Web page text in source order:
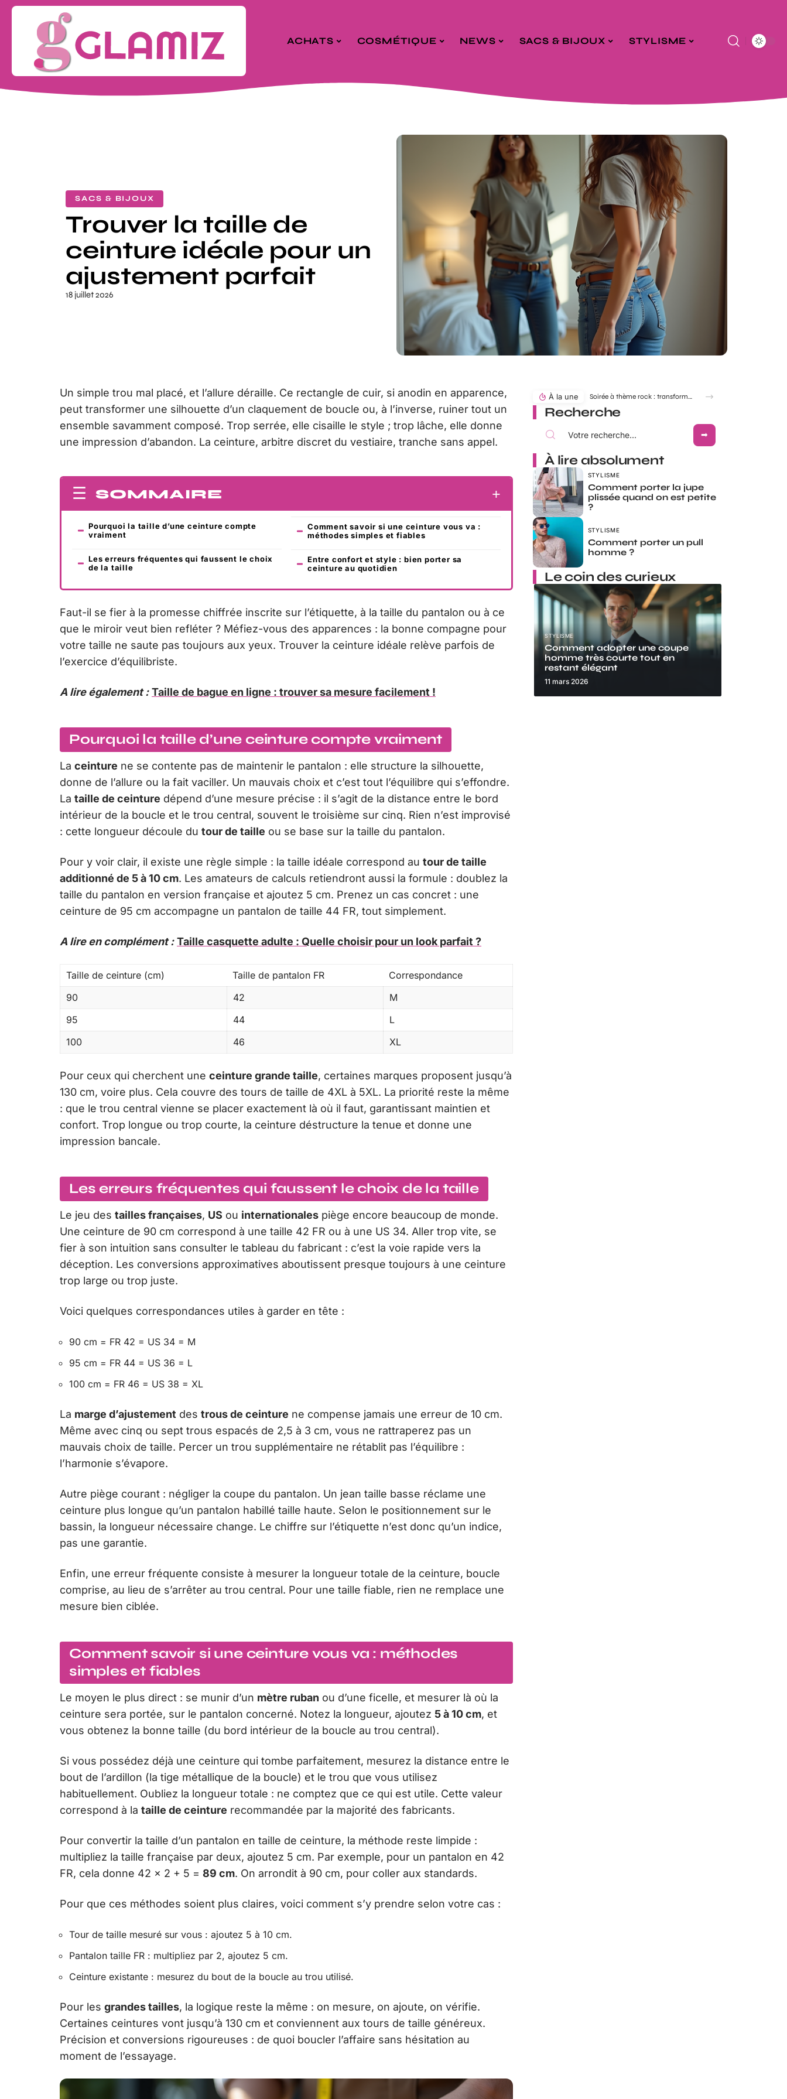
ACHATS COSMÉTIQUE NEWS SACS & BIJOUX STYLISME
SACS & BIJOUX
Trouver la taille de
ceinture idéale pour un
ajustement parfait
18 juillet 2026
Un simple trou mal placé, et l’allure déraille. Ce rectangle de cuir, si anodin en apparence,
peut transformer une silhouette d’un claquement de boucle ou, à l’inverse, ruiner tout un
ensemble savamment composé. Trop serrée, elle cisaille le style ; trop lâche, elle donne
une impression d’abandon. La ceinture, arbitre discret du vestiaire, tranche sans appel.
SOMMAIRE
Pourquoi la taille d’une ceinture compte
vraiment
Les erreurs fréquentes qui faussent le choix
de la taille
Comment savoir si une ceinture vous va :
méthodes simples et fiables
Entre confort et style : bien porter sa
ceinture au quotidien
Faut-il se fier à la promesse chiffrée inscrite sur l’étiquette, à la taille du pantalon ou à ce
que le miroir veut bien refléter ? Méfiez-vous des apparences : la bonne compagne pour
votre taille ne saute pas toujours aux yeux. Trouver la ceinture idéale relève parfois de
l’exercice d’équilibriste.
A lire également : Taille de bague en ligne : trouver sa mesure facilement !
Pourquoi la taille d’une ceinture compte vraiment
La ceinture ne se contente pas de maintenir le pantalon : elle structure la silhouette,
donne de l’allure ou la fait vaciller. Un mauvais choix et c’est tout l’équilibre qui s’effondre.
La taille de ceinture dépend d’une mesure précise : il s’agit de la distance entre le bord
intérieur de la boucle et le trou central, souvent le troisième sur cinq. Rien n’est improvisé
: cette longueur découle du tour de taille ou se base sur la taille du pantalon.
Pour y voir clair, il existe une règle simple : la taille idéale correspond au tour de taille
additionné de 5 à 10 cm. Les amateurs de calculs retiendront aussi la formule : doublez la
taille du pantalon en version française et ajoutez 5 cm. Prenez un cas concret : une
ceinture de 95 cm accompagne un pantalon de taille 44 FR, tout simplement.
A lire en complément : Taille casquette adulte : Quelle choisir pour un look parfait ?
Taille de ceinture (cm) Taille de pantalon FR
Correspondance
90
42
M
95
44
L
100
46 XL
Pour ceux qui cherchent une ceinture grande taille, certaines marques proposent jusqu’à
130 cm, voire plus. Cela couvre des tours de taille de 4XL à 5XL. La priorité reste la même
: que le trou central vienne se placer exactement là où il faut, garantissant maintien et
confort. Trop longue ou trop courte, la ceinture déstructure la tenue et donne une
impression bancale.
Les erreurs fréquentes qui faussent le choix de la taille
Le jeu des tailles françaises, US ou internationales piège encore beaucoup de monde.
Une ceinture de 90 cm correspond à une taille 42 FR ou à une US 34. Aller trop vite, se
fier à son intuition sans consulter le tableau du fabricant : c’est la voie rapide vers la
déception. Les conversions approximatives aboutissent presque toujours à une ceinture
trop large ou trop juste.
Voici quelques correspondances utiles à garder en tête :
90 cm = FR 42 = US 34 = M
95 cm = FR 44 = US 36 = L
100 cm = FR 46 = US 38 = XL
La marge d’ajustement des trous de ceinture ne compense jamais une erreur de 10 cm.
Même avec cinq ou sept trous espacés de 2,5 à 3 cm, vous ne rattraperez pas un
mauvais choix de taille. Percer un trou supplémentaire ne rétablit pas l’équilibre :
l’harmonie s’évapore.
Autre piège courant : négliger la coupe du pantalon. Un jean taille basse réclame une
ceinture plus longue qu’un pantalon habillé taille haute. Selon le positionnement sur le
bassin, la longueur nécessaire change. Le chiffre sur l’étiquette n’est donc qu’un indice,
pas une garantie.
Enfin, une erreur fréquente consiste à mesurer la longueur totale de la ceinture, boucle
comprise, au lieu de s’arrêter au trou central. Pour une taille fiable, rien ne remplace une
mesure bien ciblée.
Comment savoir si une ceinture vous va : méthodes
simples et fiables
Le moyen le plus direct : se munir d’un mètre ruban ou d’une ficelle, et mesurer là où la
ceinture sera portée, sur le pantalon concerné. Notez la longueur, ajoutez 5 à 10 cm, et
vous obtenez la bonne taille (du bord intérieur de la boucle au trou central).
Si vous possédez déjà une ceinture qui tombe parfaitement, mesurez la distance entre le
bout de l’ardillon (la tige métallique de la boucle) et le trou que vous utilisez
habituellement. Oubliez la longueur totale : ne comptez que ce qui est utile. Cette valeur
correspond à la taille de ceinture recommandée par la majorité des fabricants.
Pour convertir la taille d’un pantalon en taille de ceinture, la méthode reste limpide :
multipliez la taille française par deux, ajoutez 5 cm. Par exemple, pour un pantalon en 42
FR, cela donne 42 × 2 + 5 = 89 cm. On arrondit à 90 cm, pour coller aux standards.
Pour que ces méthodes soient plus claires, voici comment s’y prendre selon votre cas :
Tour de taille mesuré sur vous : ajoutez 5 à 10 cm.
Pantalon taille FR : multipliez par 2, ajoutez 5 cm.
Ceinture existante : mesurez du bout de la boucle au trou utilisé.
Pour les grandes tailles, la logique reste la même : on mesure, on ajoute, on vérifie.
Certaines ceintures vont jusqu’à 130 cm et conviennent aux tours de taille généreux.
Précision et conversions rigoureuses : de quoi boucler l’affaire sans hésitation au
moment de l’essayage.
À la une Soirée à thème rock : transformer une simple robe en robe Rock and Roll
Recherche
À lire absolument
STYLISME
Comment porter la jupe
plissée quand on est petite
?
STYLISME
Comment porter un pull
homme ?
Le coin des curieux
STYLISME
Comment adopter une coupe
homme très courte tout en
restant élégant
11 mars 2026